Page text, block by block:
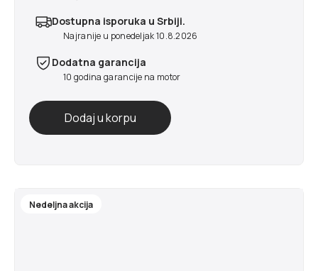
Dostupna isporuka u Srbiji.
Najranije u ponedeljak 10.8.2026
Dodatna garancija
10 godina garancije na motor
Nedeljna akcija